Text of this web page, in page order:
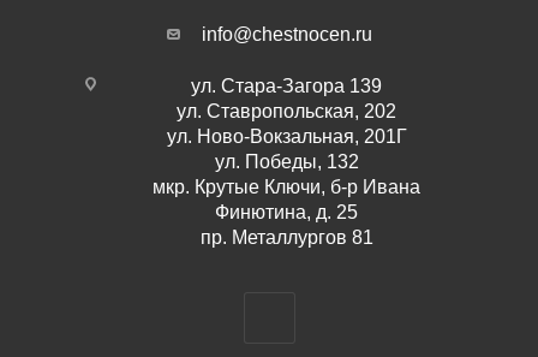
info@chestnocen.ru
ул. Стара-Загора 139
ул. Ставропольская, 202
ул. Ново-Вокзальная, 201Г
ул. Победы, 132
мкр. Крутые Ключи, б-р Ивана
Финютина, д. 25
пр. Металлургов 81